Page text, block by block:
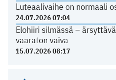
Luteaalivaihe on normaali
24.07.2026 07:04
Elohiiri silmässä –
vaaraton vaiva
15.07.2026 08:17